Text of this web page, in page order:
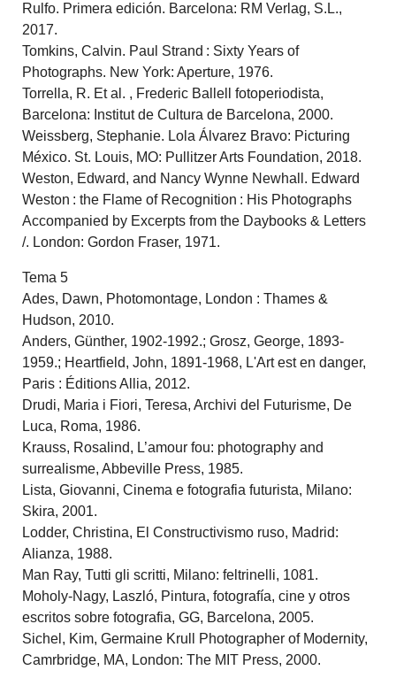
Rulfo. Primera edición. Barcelona: RM Verlag, S.L.,
2017.
Tomkins, Calvin. Paul Strand : Sixty Years of
Photographs. New York: Aperture, 1976.
Torrella, R. Et al. , Frederic Ballell fotoperiodista,
Barcelona: Institut de Cultura de Barcelona, 2000.
Weissberg, Stephanie. Lola Álvarez Bravo: Picturing
México. St. Louis, MO: Pullitzer Arts Foundation, 2018.
Weston, Edward, and Nancy Wynne Newhall. Edward
Weston : the Flame of Recognition : His Photographs
Accompanied by Excerpts from the Daybooks & Letters
/. London: Gordon Fraser, 1971.
Tema 5
Ades, Dawn, Photomontage, London : Thames &
Hudson, 2010.
Anders, Günther, 1902-1992.; Grosz, George, 1893-
1959.; Heartfield, John, 1891-1968, L'Art est en danger,
Paris : Éditions Allia, 2012.
Drudi, Maria i Fiori, Teresa, Archivi del Futurisme, De
Luca, Roma, 1986.
Krauss, Rosalind, L’amour fou: photography and
surrealisme, Abbeville Press, 1985.
Lista, Giovanni, Cinema e fotografia futurista, Milano:
Skira, 2001.
Lodder, Christina, El Constructivismo ruso, Madrid:
Alianza, 1988.
Man Ray, Tutti gli scritti, Milano: feltrinelli, 1081.
Moholy-Nagy, Laszló, Pintura, fotografía, cine y otros
escritos sobre fotografia, GG, Barcelona, 2005.
Sichel, Kim, Germaine Krull Photographer of Modernity,
Camrbridge, MA, London: The MIT Press, 2000.